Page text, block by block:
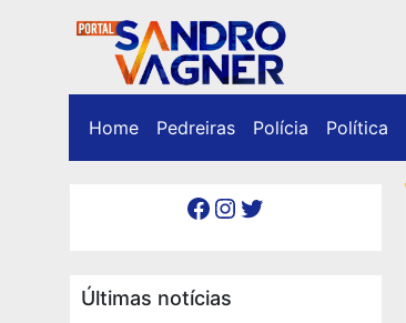
Home Pedreiras Polícia Política
Facebook Instagram Twitter
Últimas notícias